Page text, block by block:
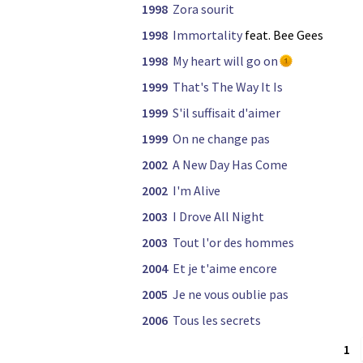
1998 Zora sourit
1998 Immortality feat. Bee Gees
1998 My heart will go on
1999 That's The Way It Is
1999 S'il suffisait d'aimer
1999 On ne change pas
2002 A New Day Has Come
2002 I'm Alive
2003 I Drove All Night
2003 Tout l'or des hommes
2004 Et je t'aime encore
2005 Je ne vous oublie pas
2006 Tous les secrets
1